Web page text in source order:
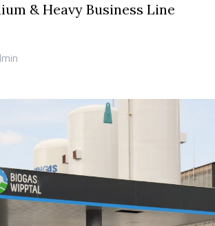
& Heavy Business Line